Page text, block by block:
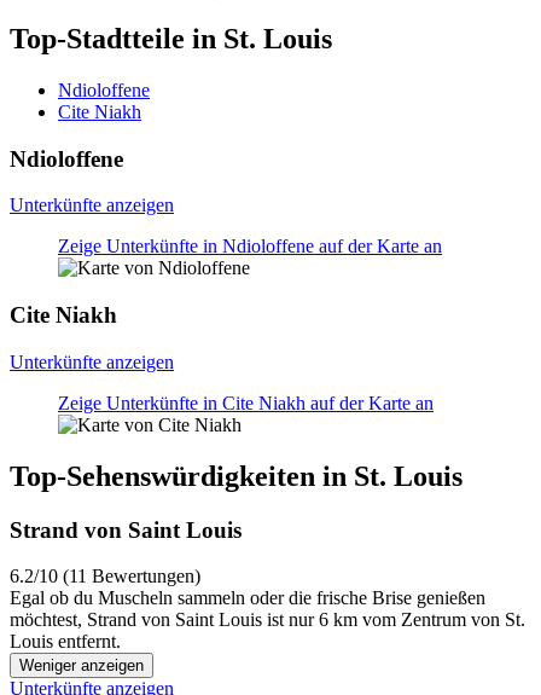
Top-Stadtteile in St. Louis
Ndioloffene
Cite Niakh
Ndioloffene
Unterkünfte anzeigen
Zeige Unterkünfte in Ndioloffene auf der Karte an
Cite Niakh
Unterkünfte anzeigen
Zeige Unterkünfte in Cite Niakh auf der Karte an
Top-Sehenswürdigkeiten in St. Louis
Strand von Saint Louis
6.2/10 (11 Bewertungen)
Egal ob du Muscheln sammeln oder die frische Brise genießen
möchtest, Strand von Saint Louis ist nur 6 km vom Zentrum von St.
Louis entfernt.
Weniger anzeigen
Unterkünfte anzeigen